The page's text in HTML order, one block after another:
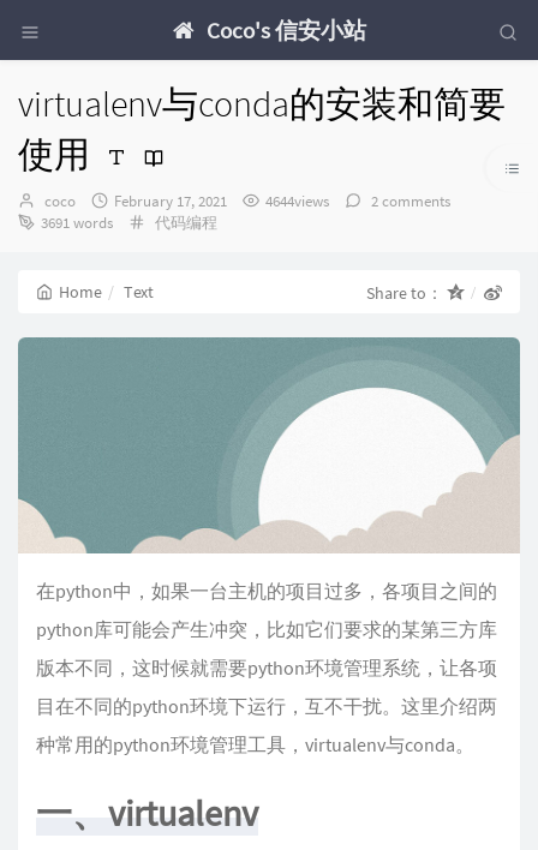
Coco's 信安小站
virtualenv与conda的安装和简要
使用
Author：
coco
发
February 17, 2021 4644views
2 comments
3691 words
Categories：
代码编程
Home Text Share to：
在python中，如果一台主机的项目过多，各项目之间的
python库可能会产生冲突，比如它们要求的某第三方库
版本不同，这时候就需要python环境管理系统，让各项
目在不同的python环境下运行，互不干扰。这里介绍两
种常用的python环境管理工具，virtualenv与conda。
一、virtualenv